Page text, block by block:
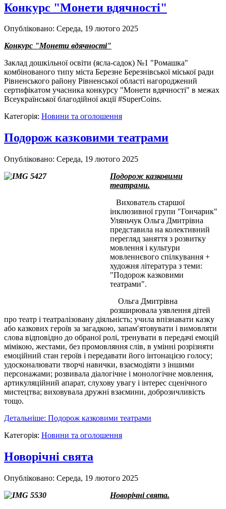
Конкурс "Монети вдячності"
Опубліковано: Середа, 19 лютого 2025
Конкурс "Монети вдячності"
Заклад дошкільної освіти (ясла-садок) №1 "Ромашка"
комбінованого типу міста Березне Березнівської міської ради
Рівненського району Рівненської області нагороджений
сертифікатом учасника конкурсу "Монети вдячності" в межах
Всеукраїнської благодійної акції #SuperCoins.
Категорія: Новини та оголошення
Подорож казковими театрами
Опубліковано: Середа, 19 лютого 2025
Подорож казковими
театрами.
Вихователь старшої
інклюзивної групи "Гончарик"
Уляньчук Ольга Дмитрівна
представила на колективний
перегляд заняття з розвитку
мовлення і культури
мовленнєвого спілкування +
художня література з теми:
"Подорож казковими
театрами".
Ольга Дмитрівна
розширювала уявлення дітей
про театр і театралізовану діяльність; учила впізнавати казку
або казкових героїв за загадкою, запам′ятовувати і вимовляти
слова відповідно до обраної ролі, тренувати в передачі емоцій
мімікою, жестами, без промовляння слів, в умінні розрізняти
емоційний стан героїв і передавати його інтонацією голосу;
удосконалювати творчі навички, взаємодіяти з іншими
персонажами; розвивала діалогічне і монологічне мовлення,
артикуляційний апарат, слухову увагу і інтерес сценічного
мистецтва; виховувала дружні взаємини, доброзичливість
тощо.
Детальніше: Подорож казковими театрами
Категорія: Новини та оголошення
Новорічні свята
Опубліковано: Середа, 19 лютого 2025
Новорічні свята.